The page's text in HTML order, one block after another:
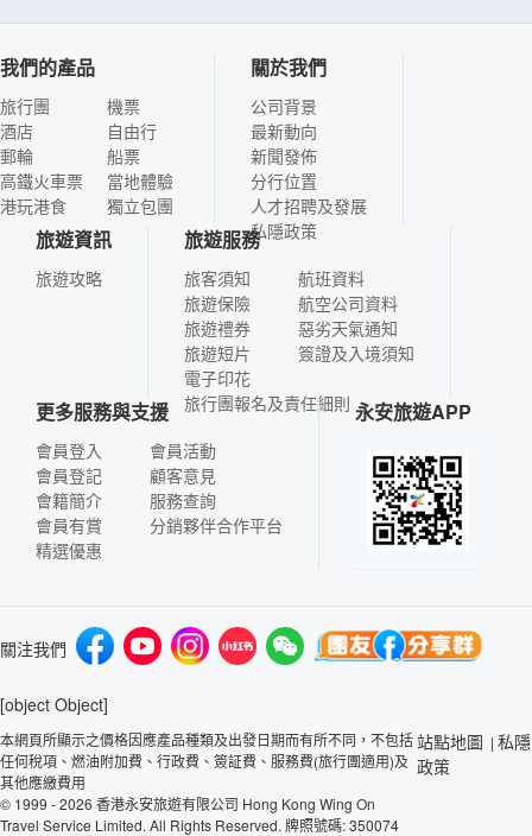
我們的產品
旅行團
酒店
郵輪
高鐵火車票
港玩港食
機票
自由行
船票
當地體驗
獨立包團
關於我們
公司背景
最新動向
新聞發佈
分行位置
人才招聘及發展
私隱政策
旅遊資訊
旅遊攻略
旅遊服務
旅客須知
旅遊保險
旅遊禮券
旅遊短片
電子印花
航班資料
航空公司資料
惡劣天氣通知
簽證及入境須知
旅行團報名及責任細則
更多服務與支援
會員登入
會員登記
會籍簡介
會員有賞
精選優惠
會員活動
顧客意見
服務查詢
分銷夥伴合作平台
永安旅遊APP
關注我們
[object Object]
本網頁所顯示之價格因應產品種類及出發日期而有所不同，不包括
任何稅項、燃油附加費、行政費、簽証費、服務費(旅行團適用)及
其他應繳費用
© 1999 - 2026 香港永安旅遊有限公司 Hong Kong Wing On
Travel Service Limited. All Rights Reserved. 牌照號碼: 350074
站點地圖 | 私隱
政策